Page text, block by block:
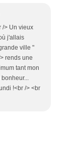
/> Un vieux
j'allais
ville "
rends une
tant mon
!<br /> <br